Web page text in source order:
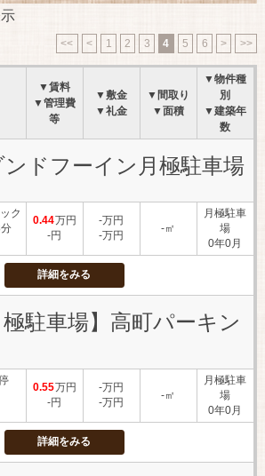
<< < 1 2 3 4 5 6 > >>
▼賃料
▼管理費
等
▼敷金
▼礼金
▼間取り
▼面積
▼物件種
別
▼建築年
数
ンドフーイン月極駐車場
ク
0.44万円
-円
-万円
-万円
-㎡
月極駐車
場
0年0月
詳細をみる
極駐車場】高町パーキン
停
0.55万円
-円
-万円
-万円
-㎡
月極駐車
場
0年0月
詳細をみる